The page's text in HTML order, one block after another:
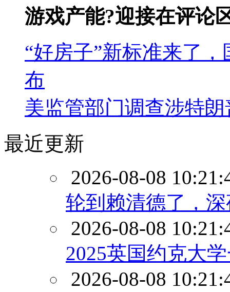
游戏产能?迎接在评论
“好房子”新标准来了
布
美监管部门调查涉特
最近更新
2026-08-08
轮到赖清德了，
2026-08-08
2025英国约克大
2026-08-08